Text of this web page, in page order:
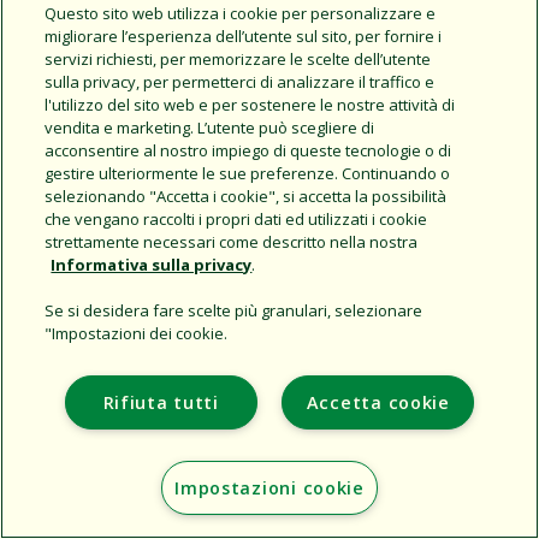
Share this document
Copy URL
Support
L'azienda
Additional Sites
Copyright © 2026 Rain Bird Corporation. All rights reserved.
Questo sito web utilizza i cookie per personalizzare e
migliorare l’esperienza dell’utente sul sito, per fornire i
servizi richiesti, per memorizzare le scelte dell’utente
sulla privacy, per permetterci di analizzare il traffico e
l'utilizzo del sito web e per sostenere le nostre attività di
vendita e marketing. L’utente può scegliere di
acconsentire al nostro impiego di queste tecnologie o di
gestire ulteriormente le sue preferenze. Continuando o
selezionando "Accetta i cookie", si accetta la possibilità
che vengano raccolti i propri dati ed utilizzati i cookie
strettamente necessari come descritto nella nostra
Informativa sulla privacy.
Se si desidera fare scelte più granulari, selezionare
"Impostazioni dei cookie.
Accetta cookie
Rifiuta tutti
Impostazioni cookie